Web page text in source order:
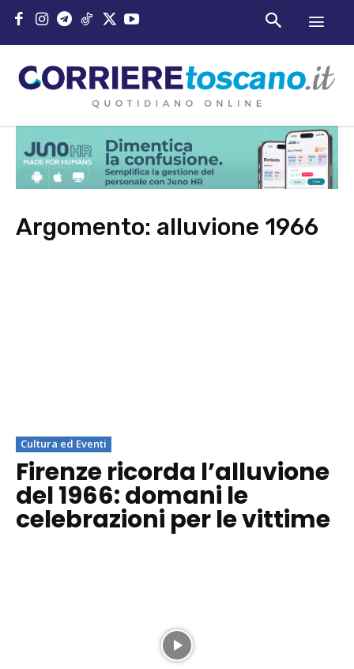
Argomento: alluvione 1966
Cultura ed Eventi
Firenze ricorda l’alluvione
del 1966: domani le
celebrazioni per le vittime